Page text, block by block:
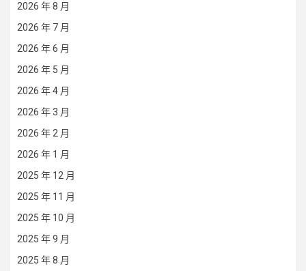
2026 年 8 月
2026 年 7 月
2026 年 6 月
2026 年 5 月
2026 年 4 月
2026 年 3 月
2026 年 2 月
2026 年 1 月
2025 年 12 月
2025 年 11 月
2025 年 10 月
2025 年 9 月
2025 年 8 月